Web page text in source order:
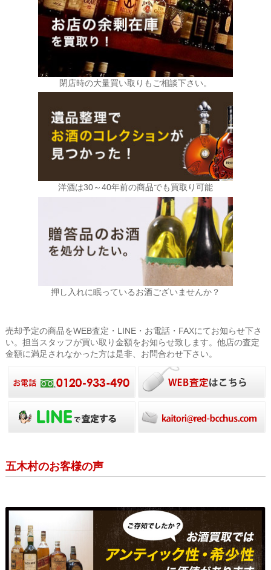
閉店時の大量買い取りもご相談下さい。
洋酒は30～40年前の商品でも買取り可能
押し入れに眠っているお酒ございませんか？
売却予定の商品をWEB査定・LINE・お電話・FAXにてお知らせ下さ
い。担当スタッフが買い取り金額をお知らせ致します。他店の査定
金額に満足されなかった方は是非、お問合わせ下さい。
五木村のお客様の声